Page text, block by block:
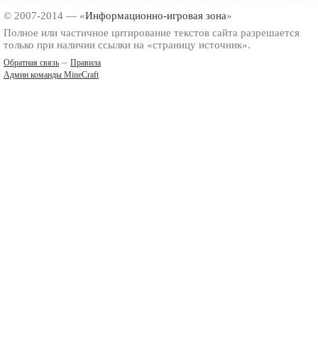
© 2007-2014 — «Информационно-игровая зона»
Полное или частичное цитирование текстов сайта разрешается
только при наличии ссылки на «страницу источник».
Обратная связь – Правила
Админ команды MineCraft